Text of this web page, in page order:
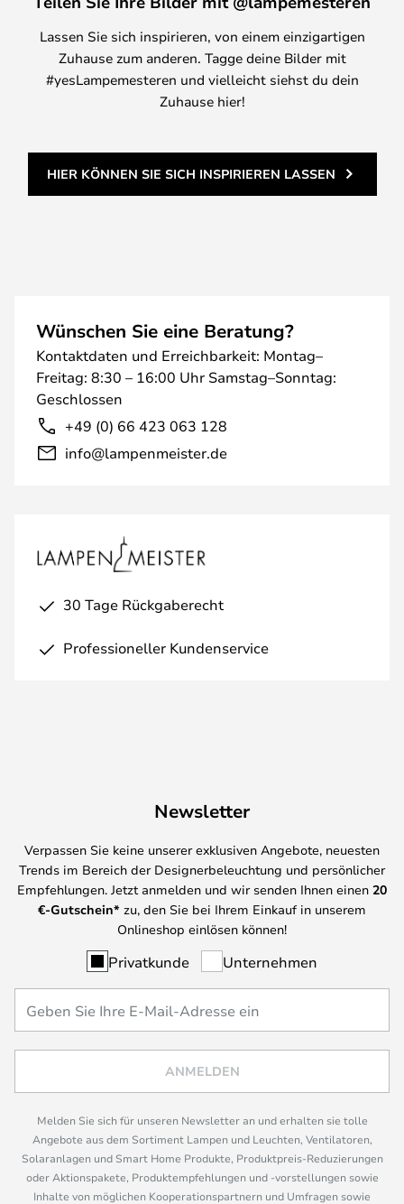
Lassen Sie sich inspirieren, von einem einzigartigen
Zuhause zum anderen. Tagge deine Bilder mit
#yesLampemesteren und vielleicht siehst du dein
Zuhause hier!
HIER KÖNNEN SIE SICH INSPIRIEREN LASSEN
Wünschen Sie eine Beratung?
Kontaktdaten und Erreichbarkeit: Montag–
Freitag: 8:30 – 16:00 Uhr Samstag–Sonntag:
Geschlossen
+49 (0) 66 423 063 128
info@lampenmeister.de
30 Tage Rückgaberecht
Professioneller Kundenservice
Newsletter
Verpassen Sie keine unserer exklusiven Angebote, neuesten
Trends im Bereich der Designerbeleuchtung und persönlicher
Empfehlungen. Jetzt anmelden und wir senden Ihnen einen 20
€-Gutschein* zu, den Sie bei Ihrem Einkauf in unserem
Onlineshop einlösen können!
Privatkunde Unternehmen
ANMELDEN
Melden Sie sich für unseren Newsletter an und erhalten sie tolle
Angebote aus dem Sortiment Lampen und Leuchten, Ventilatoren,
Solaranlagen und Smart Home Produkte, Produktpreis-Reduzierungen
oder Aktionspakete, Produktempfehlungen und -vorstellungen sowie
Inhalte von möglichen Kooperationspartnern und Umfragen sowie